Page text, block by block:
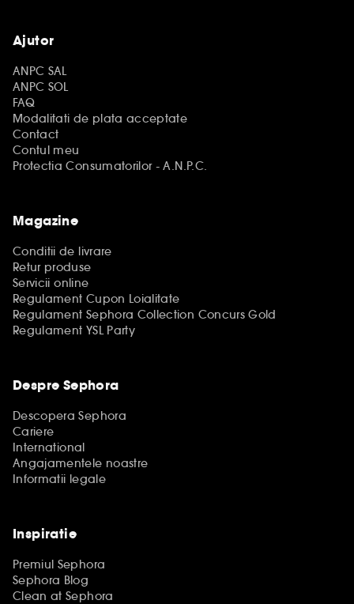
Ajutor
ANPC SAL
ANPC SOL
FAQ
Modalitati de plata acceptate
Contact
Contul meu
Protectia Consumatorilor - A.N.P.C.
Magazine
Conditii de livrare
Retur produse
Servicii online
Regulament Cupon Loialitate
Regulament Sephora Collection Concurs Gold
Regulament YSL Party
Despre Sephora
Descopera Sephora
Cariere
International
Angajamentele noastre
Informatii legale
Inspiratie
Premiul Sephora
Sephora Blog
Clean at Sephora